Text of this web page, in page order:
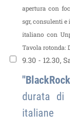
apertura con
sgr, consulenti
italiano con
Tavola rotonda:
9.30 - 12.30,
durata di
italiane